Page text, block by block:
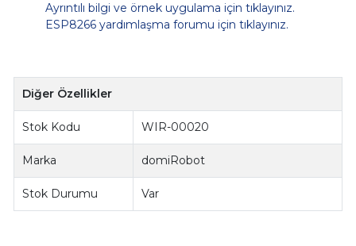
Ayrıntılı bilgi ve örnek uygulama için tıklayınız.
ESP8266 yardımlaşma forumu için tıklayınız.
Diğer Özellikler
Stok Kodu WIR-00020
Marka domiRobot
Stok Durumu Var